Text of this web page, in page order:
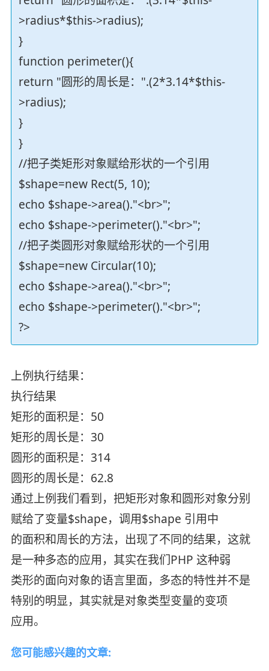
>radius*$this->radius);
}
function perimeter(){
return "圆形的周长是：".(2*3.14*$this-
>radius);
}
}
//把子类矩形对象赋给形状的一个引用
$shape=new Rect(5, 10);
echo $shape->area()."<br>";
echo $shape->perimeter()."<br>";
//把子类圆形对象赋给形状的一个引用
$shape=new Circular(10);
echo $shape->area()."<br>";
echo $shape->perimeter()."<br>";
?>
上例执行结果：
执行结果
矩形的面积是：50
矩形的周长是：30
圆形的面积是：314
圆形的周长是：62.8
通过上例我们看到，把矩形对象和圆形对象分别
赋给了变量$shape，调用$shape 引用中
的面积和周长的方法，出现了不同的结果，这就
是一种多态的应用，其实在我们PHP 这种弱
类形的面向对象的语言里面，多态的特性并不是
特别的明显，其实就是对象类型变量的变项
应用。
您可能感兴趣的文章: